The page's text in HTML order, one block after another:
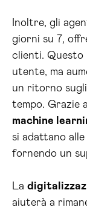
Inoltre, gli
giorni su 7,
clienti. Questo
utente, ma
un ritorno
tempo. Grazie
machine
si adattano
fornendo un
La
aiuterà a